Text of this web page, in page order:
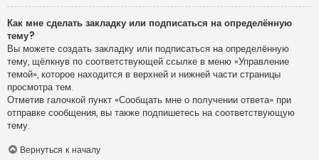
Как мне сделать закладку или подписаться на определённую
тему?
Вы можете создать закладку или подписаться на определённую
тему, щёлкнув по соответствующей ссылке в меню «Управление
темой», которое находится в верхней и нижней части страницы
просмотра тем.
Отметив галочкой пункт «Сообщать мне о получении ответа» при
отправке сообщения, вы также подпишетесь на соответствующую
тему.
Вернуться к началу